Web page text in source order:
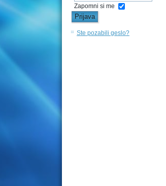
Zapomni si me
Ste pozabili geslo?